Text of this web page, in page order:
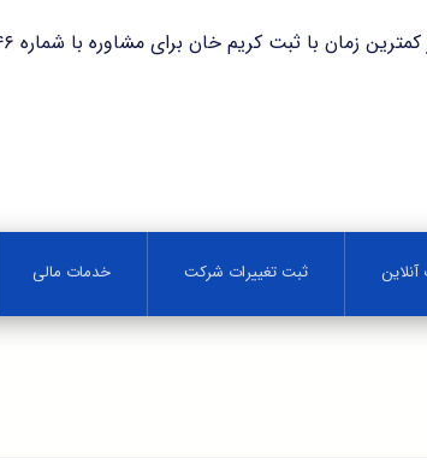
کریم خان برای مشاوره با شماره ۸۷۱۴۶ تماس حاصل فرمایید.
ثبت تغییرات شرکت خدمات مالی